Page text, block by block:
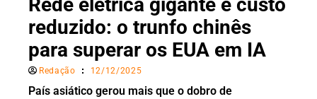
Rede elétrica gigante e custo
reduzido: o trunfo chinês
para superar os EUA em IA
Redação 12/12/2025
País asiático gerou mais que o dobro de